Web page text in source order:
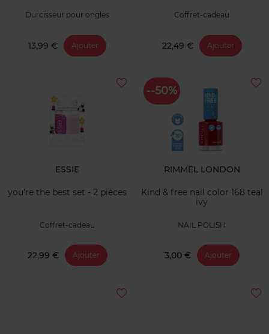
Durcisseur pour ongles
13,99 € Ajouter
Coffret-cadeau
22,49 € Ajouter
ESSIE
you're the best set - 2 pièces
Coffret-cadeau
22,99 € Ajouter
--50%
RIMMEL LONDON
Kind & free nail color 168 teal
ivy
NAIL POLISH
3,00 € Ajouter